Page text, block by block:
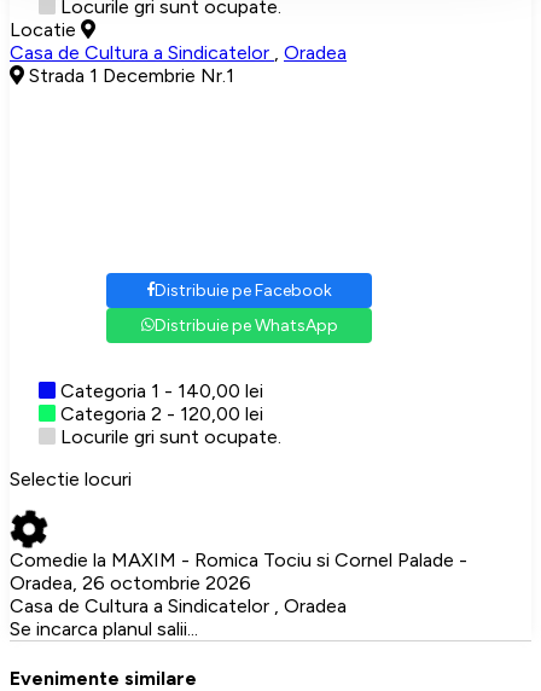
Locurile gri sunt ocupate.
Locatie
Casa de Cultura a Sindicatelor
Oradea
Strada 1 Decembrie Nr.1
Distribuie pe Facebook
Distribuie pe WhatsApp
Categoria 1 - 140,00 lei
Categoria 2 - 120,00 lei
Locurile gri sunt ocupate.
Selectie locuri
Comedie la MAXIM - Romica Tociu si Cornel Palade -
Oradea, 26 octombrie 2026
Casa de Cultura a Sindicatelor , Oradea
Se incarca planul salii...
Evenimente similare